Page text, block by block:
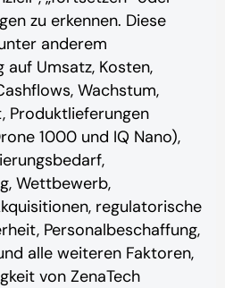
zu erkennen. Diese
anderem
auf Umsatz, Kosten,
Wachstum,
Produktlieferungen
1000 und IQ Nano),
Wettbewerb,
regulatorische
Personalbeschaffung,
alle weiteren Faktoren,
von ZenaTech